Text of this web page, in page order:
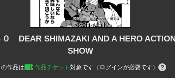
０ DEAR SHIMAZAKI AND A HERO ACTION
SHOW
の作品は 作品チケット 対象です（ログインが必要です）